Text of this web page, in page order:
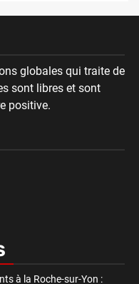
globales qui traite de
sont libres et sont
positive.
à la Roche-sur-Yon :